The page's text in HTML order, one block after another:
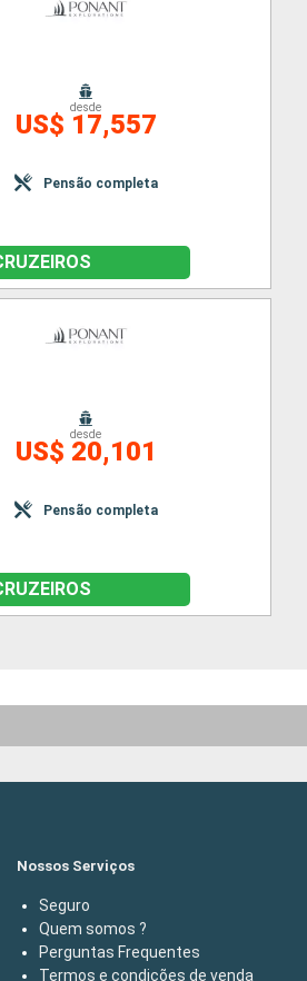
desde
US$ 17,557
Pensão completa
desde
US$ 20,101
Pensão completa
Nossos Serviços
Seguro
Quem somos ?
Perguntas Frequentes
Termos e condições de venda